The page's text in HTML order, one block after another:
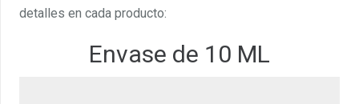
detalles en cada producto:
Envase de 10 ML